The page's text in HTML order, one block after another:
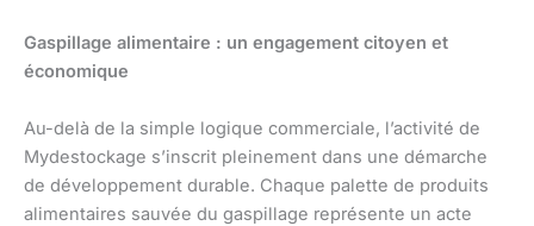
Gaspillage alimentaire : un engagement citoyen et
économique
Au-delà de la simple logique commerciale, l’activité de
Mydestockage s’inscrit pleinement dans une démarche
de développement durable. Chaque palette de produits
alimentaires sauvée du gaspillage représente un acte